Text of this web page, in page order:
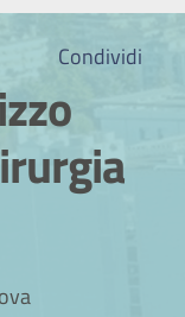
Condividi